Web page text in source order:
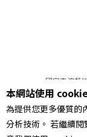
國家表演藝
© 2022
統
本站所提供相
本網站使用
為提供您更多優質的
分析技術。 若繼續